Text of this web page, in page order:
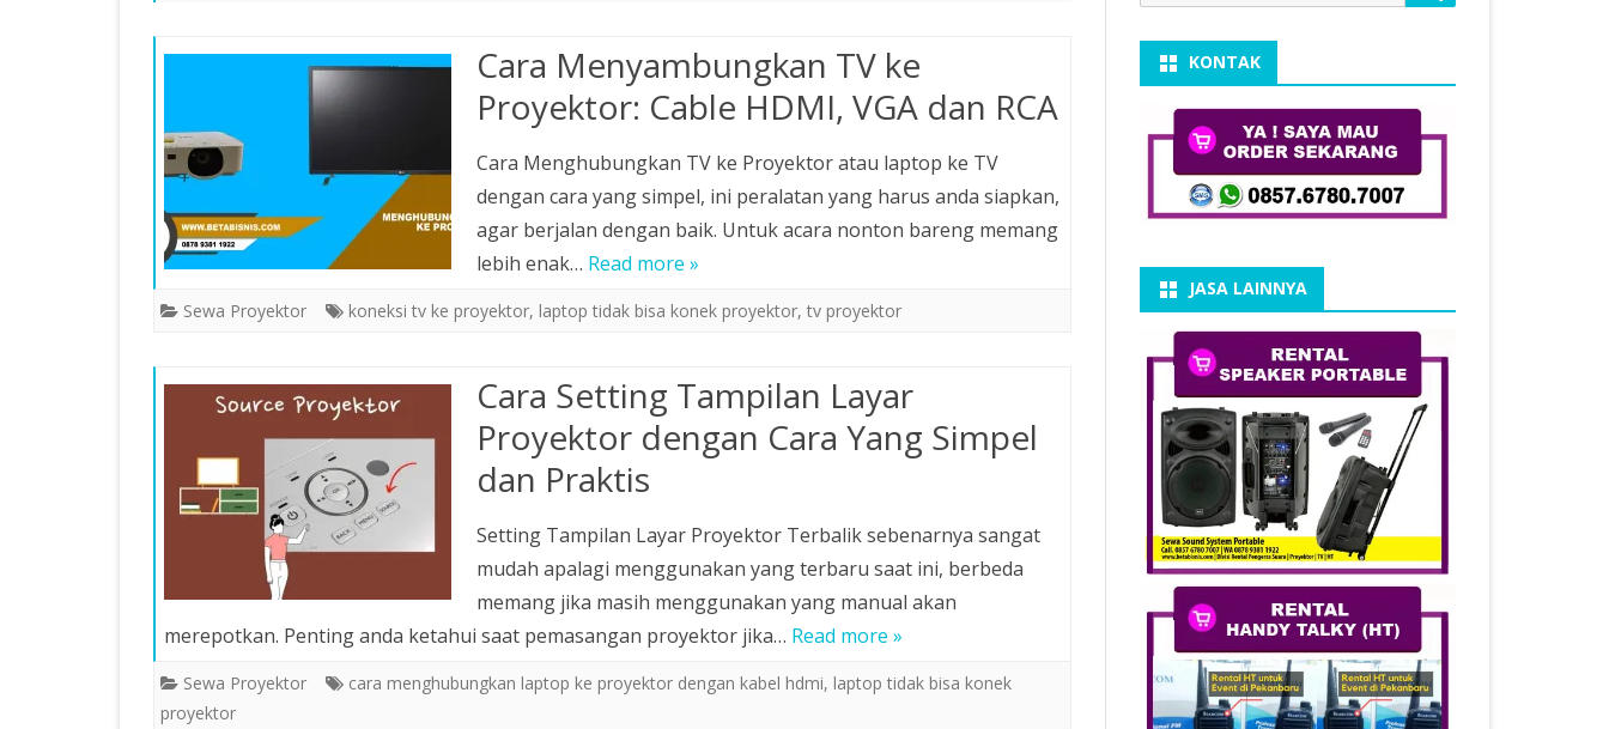
SEWA LAPTOP PEKANBARU
SEWA WIRELESS VIDEO
TRANSMITTER PEKANBARU
Cara Menyambungkan TV ke
Proyektor: Cable HDMI, VGA dan RCA
Cara Menghubungkan TV ke Proyektor atau laptop ke TV
dengan cara yang simpel, ini peralatan yang harus anda siapkan,
agar berjalan dengan baik. Untuk acara nonton bareng memang
lebih enak… Read more »
Sewa Proyektor koneksi tv ke proyektor, laptop tidak bisa konek proyektor, tv proyektor
Cara Setting Tampilan Layar
Proyektor dengan Cara Yang Simpel
dan Praktis
Setting Tampilan Layar Proyektor Terbalik sebenarnya sangat
mudah apalagi menggunakan yang terbaru saat ini, berbeda
memang jika masih menggunakan yang manual akan
merepotkan. Penting anda ketahui saat pemasangan proyektor jika… Read more »
Sewa Proyektor cara menghubungkan laptop ke proyektor dengan kabel hdmi, laptop tidak bisa konek
proyektor
for:
KONTAK
JASA LAINNYA